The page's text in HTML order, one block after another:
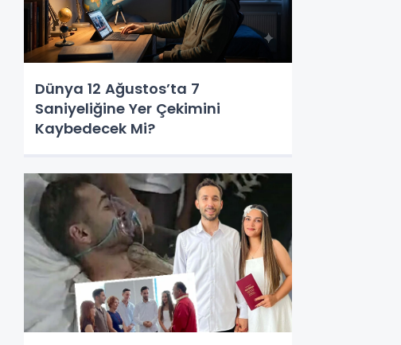
Dünya 12 Ağustos’ta 7
Saniyeliğine Yer Çekimini
Kaybedecek Mi?